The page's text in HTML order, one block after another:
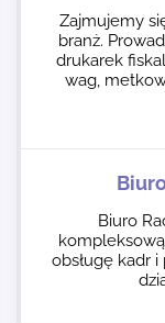
Zajmujemy
branż.
drukarek
wag,
Biuro
obsługę kadr